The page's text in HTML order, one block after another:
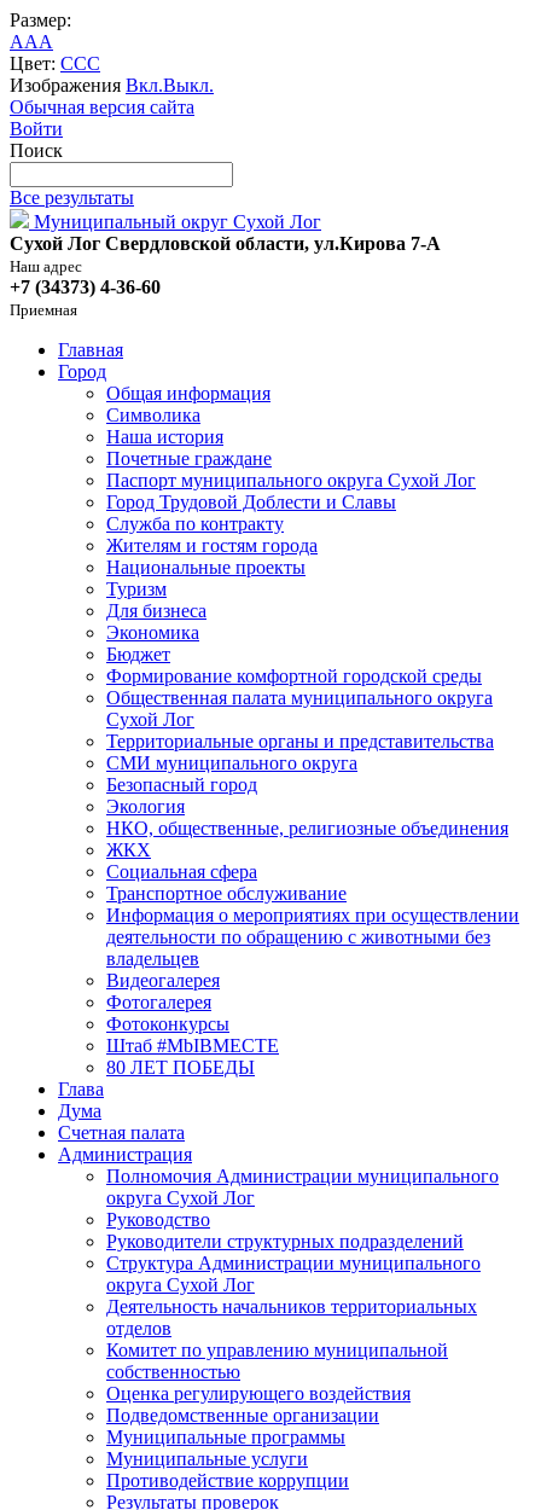
Размер:
AAA
Цвет: CCC
Изображения Вкл.Выкл.
Обычная версия сайта
Войти
Поиск
Все результаты
Муниципальный округ Сухой Лог
Сухой Лог Свердловской области, ул.Кирова 7-А
Наш адрес
+7 (34373) 4-36-60
Приемная
Главная
Город
Общая информация
Символика
Наша история
Почетные граждане
Паспорт муниципального округа Сухой Лог
Город Трудовой Доблести и Славы
Служба по контракту
Жителям и гостям города
Национальные проекты
Туризм
Для бизнеса
Экономика
Бюджет
Формирование комфортной городской среды
Общественная палата муниципального округа
Сухой Лог
Территориальные органы и представительства
СМИ муниципального округа
Безопасный город
Экология
НКО, общественные, религиозные объединения
ЖКХ
Социальная сфера
Транспортное обслуживание
Информация о мероприятиях при осуществлении
деятельности по обращению с животными без
владельцев
Видеогалерея
Фотогалерея
Фотоконкурсы
Штаб #MbIBMECTE
80 ЛЕТ ПОБЕДЫ
Глава
Дума
Счетная палата
Администрация
Полномочия Администрации муниципального
округа Сухой Лог
Руководство
Руководители структурных подразделений
Структура Администрации муниципального
округа Сухой Лог
Деятельность начальников территориальных
отделов
Комитет по управлению муниципальной
собственностью
Оценка регулирующего воздействия
Подведомственные организации
Муниципальные программы
Муниципальные услуги
Противодействие коррупции
Результаты проверок